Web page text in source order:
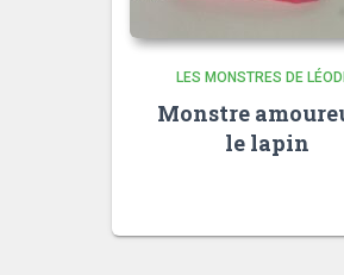
LES MONSTRES DE
Monstre
le lapin